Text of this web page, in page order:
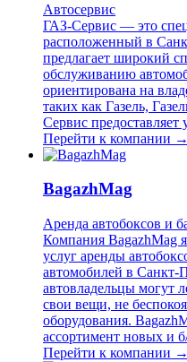
Автосервис
ГАЗ-Сервис — это
расположенный в
предлагает широкий
обслуживанию
ориентирована на
таких как Газель,
Сервис предоставляет
Перейти к компании →
BagazhMag
Аренда автобоксов и
Компания BagazhMag
услуг аренды
автомобилей в
автовладельцы могут
свои вещи, не
оборудования.
ассортимент новых и
Перейти к компании →